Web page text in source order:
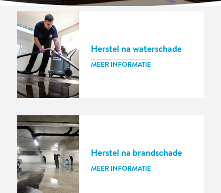
Herstel na waterschade
MEER INFORMATIE
Herstel na brandschade
MEER INFORMATIE